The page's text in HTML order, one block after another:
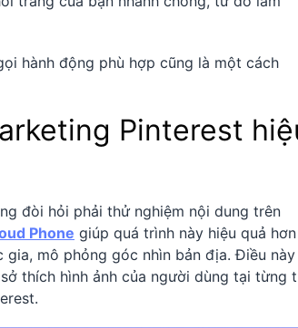
hành động phù hợp cũng là một cách
Pinterest
đòi hỏi phải thử nghiệm nội dung trên
Phone giúp quá trình này hiệu quả hơn
mô phỏng góc nhìn bản địa. Điều này
thích hình ảnh của người dùng tại từng